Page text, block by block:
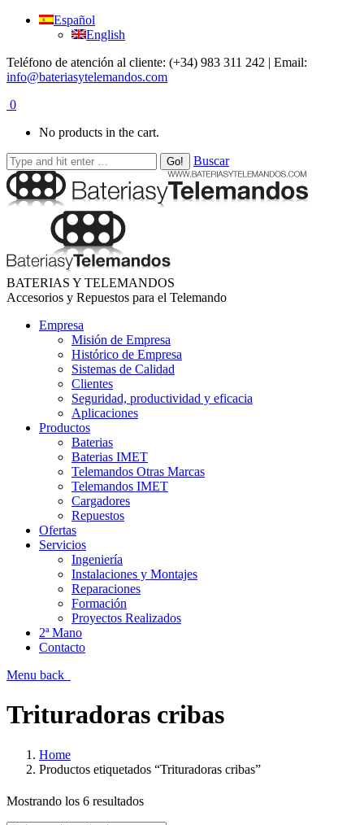
Español
English
Teléfono de atención al cliente: (+34) 983 311 242 | Email:
info@bateriasytelemandos.com
0
No products in the cart.
Buscar
BATERIAS Y TELEMANDOS
Accesorios y Repuestos para el Telemando
Empresa
Misión de Empresa
Histórico de Empresa
Sistemas de Calidad
Clientes
Seguridad, productividad y eficacia
Aplicaciones
Productos
Baterias
Baterias IMET
Telemandos Otras Marcas
Telemandos IMET
Cargadores
Repuestos
Ofertas
Servicios
Ingeniería
Instalaciones y Montajes
Reparaciones
Formación
Proyectos Realizados
2ª Mano
Contacto
Menu back
Trituradoras cribas
Home
Productos etiquetados “Trituradoras cribas”
Mostrando los 6 resultados